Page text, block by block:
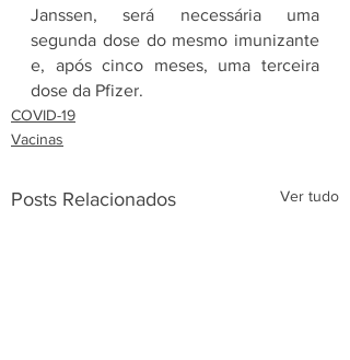
Janssen, será necessária uma
segunda dose do mesmo imunizante
e, após cinco meses, uma terceira
dose da Pfizer.
COVID-19
Vacinas
Posts Relacionados Ver tudo